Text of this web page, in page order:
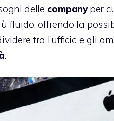
delle companyper
fluido, offrendo la
tra l’ufficio e gli
.